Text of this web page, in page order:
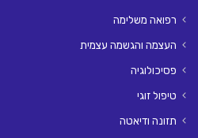
רפואה משלימה
העצמה והגשמה עצמית
פסיכולוגיה
טיפול זוגי
תזונה ודיאטה